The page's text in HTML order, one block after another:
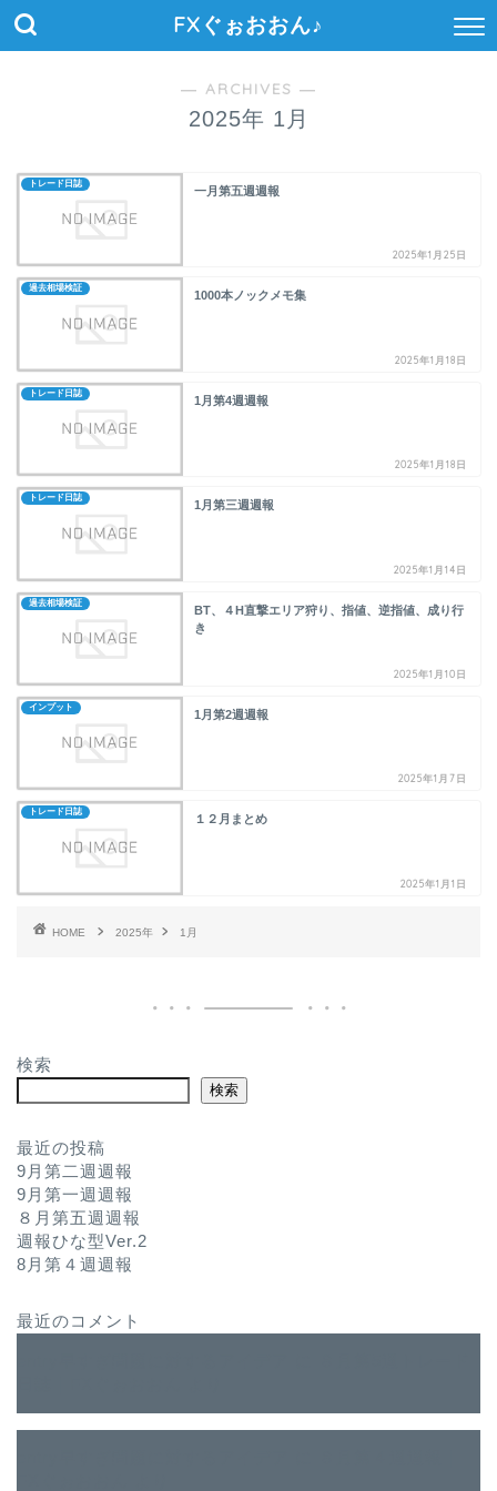
FXぐぉおおん♪
― ARCHIVES ―
2025年 1月
トレード日誌
一月第五週週報
2025年1月25日
過去相場検証
1000本ノックメモ集
2025年1月18日
トレード日誌
1月第4週週報
2025年1月18日
トレード日誌
1月第三週週報
2025年1月14日
過去相場検証
BT、４H直撃エリア狩り、指値、逆指値、成り行
き
2025年1月10日
インプット
1月第2週週報
2025年1月7日
トレード日誌
１２月まとめ
2025年1月1日
HOME 2025年 1月
検索
検索
最近の投稿
9月第二週週報
9月第一週週報
８月第五週週報
週報ひな型Ver.2
8月第４週週報
最近のコメント